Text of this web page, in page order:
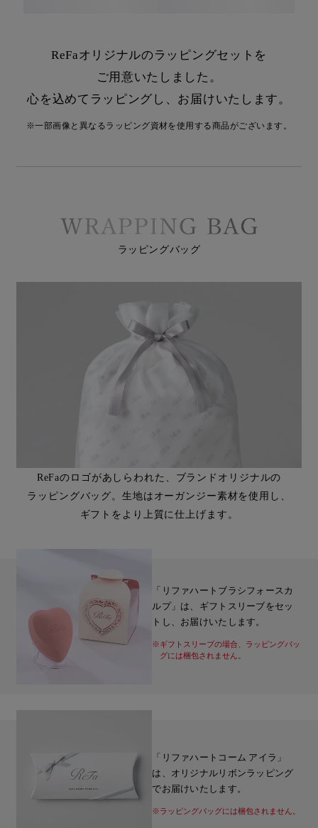
ReFaオリジナルのラッピングセットを
ご用意いたしました。
心を込めてラッピングし、お届けいたします。
※一部画像と異なるラッピング資材を使用する商品がございます。
ラッピングバッグ
ReFaのロゴがあしらわれた、ブランドオリジナルの
ラッピングバッグ。生地はオーガンジー素材を使用し、
ギフトをより上質に仕上げます。
「リファハートブラシフォースカ
ルプ」は、ギフトスリーブをセッ
トし、お届けいたします。
※ギフトスリーブの場合、ラッピングバッ
グには梱包されません。
「リファハートコーム アイラ」
は、オリジナルリボンラッピング
でお届けいたします。
※ラッピングバッグには梱包されません。